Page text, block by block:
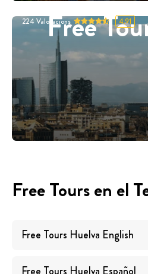
Free
224 Valoracions 4.91
Free Tours en el
Free Tours Huelva English